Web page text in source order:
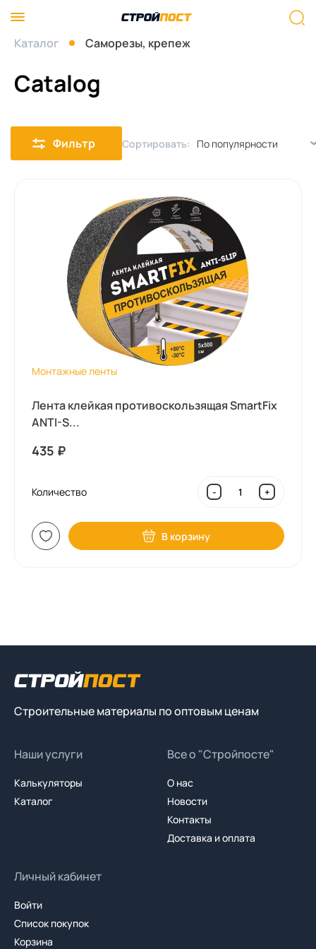
Каталог Саморезы, крепеж
Catalog
Фильтр Сортировать:
Монтажные ленты
Лента клейкая противоскользящая SmartFix
ANTI-S...
435 ₽
Количество - +
В корзину
Строительные материалы по оптовым ценам
Наши услуги
Калькуляторы
Каталог
Все о "Стройпосте"
О нас
Новости
Контакты
Доставка и оплата
Личный кабинет
Войти
Список покупок
Корзина